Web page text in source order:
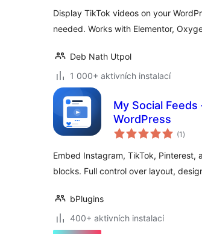
Display TikTok videos on your
needed. Works with Elementor,
Deb Nath Utpol
1 000+ aktivních instalací
My Social
WordPress
(1 )
Embed Instagram, TikTok, Pinterest,
blocks. Full control over layout,
bPlugins
400+ aktivních instalací